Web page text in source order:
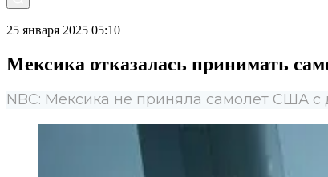
25 января 2025 05:10
Мексика отказалась принимать
NBC: Мексика не приняла самолет США